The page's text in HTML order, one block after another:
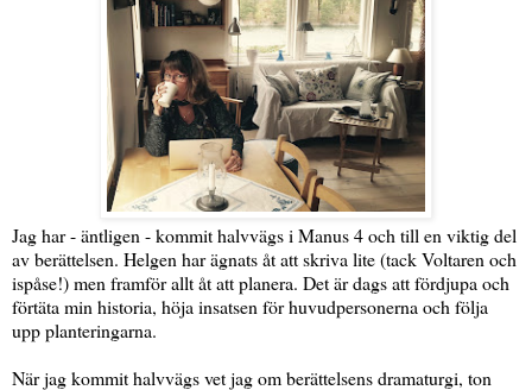
Jag har - äntligen - kommit halvvägs i Manus 4 och till en viktig del
av berättelsen. Helgen har ägnats åt att skriva lite (tack Voltaren och
ispåse!) men framför allt åt att planera. Det är dags att fördjupa och
förtäta min historia, höja insatsen för huvudpersonerna och följa
upp planteringarna.
När jag kommit halvvägs vet jag om berättelsens dramaturgi, ton